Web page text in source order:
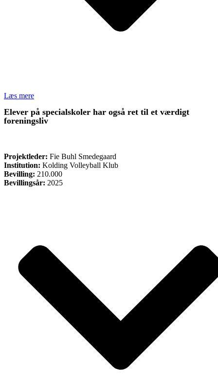
Læs mere
Elever på specialskoler har også ret til et værdigt
foreningsliv
Projektleder: Fie Buhl Smedegaard
Institution: Kolding Volleyball Klub
Bevilling: 210.000
Bevillingsår: 2025